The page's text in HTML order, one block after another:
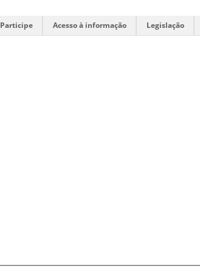
Participe Acesso à informação Legislação